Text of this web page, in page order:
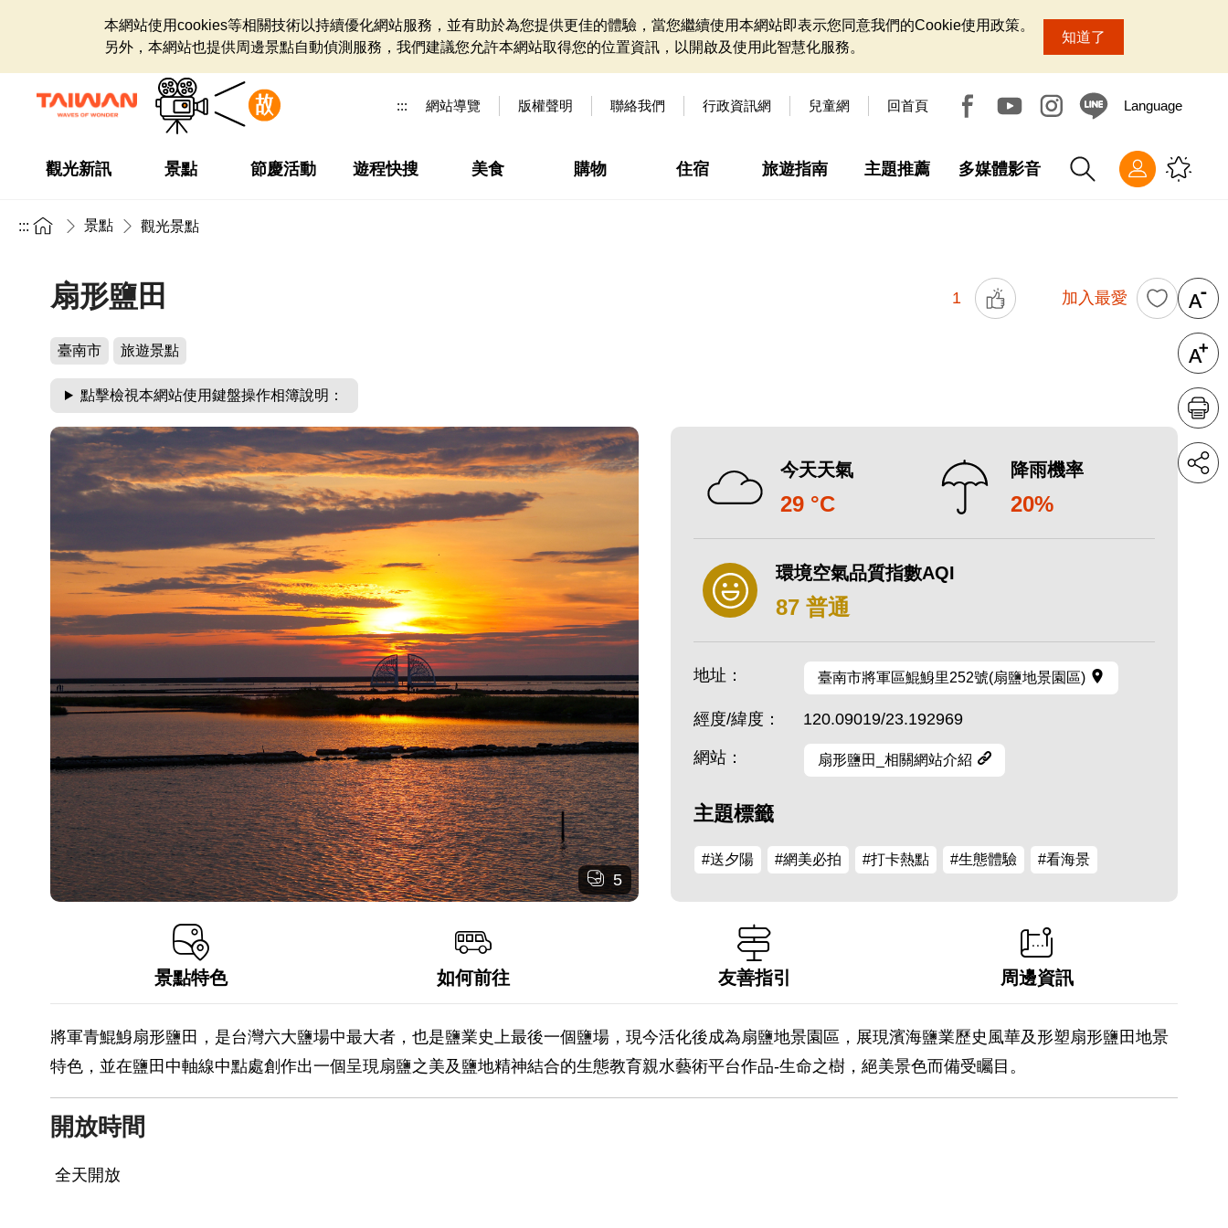
本網站使用cookies等相關技術以持續優化網站服務，並有助於為您提供更佳的體驗，當您繼續使用本網站即表示您同意我們的Cookie使用政策。
另外，本網站也提供周邊景點自動偵測服務，我們建議您允許本網站取得您的位置資訊，以開啟及使用此智慧化服務。
知道了
::: 網站導覽 版權聲明 聯絡我們 行政資訊網 兒童網 回首頁 Language
觀光新訊 景點 節慶活動 遊程快搜 美食 購物 住宿 旅遊指南 主題推薦 多媒體影音
::: 景點 觀光景點
扇形鹽田 1 加入最愛
臺南市 旅遊景點
點擊檢視本網站使用鍵盤操作相簿說明：
5
今天天氣
29 °C
降雨機率
20%
環境空氣品質指數AQI
87 普通
地址： 臺南市將軍區鯤鯓里252號(扇鹽地景園區)
經度/緯度： 120.09019/23.192969
網站： 扇形鹽田_相關網站介紹
主題標籤
#送夕陽 #網美必拍 #打卡熱點 #生態體驗 #看海景
景點特色 如何前往 友善指引 周邊資訊
將軍青鯤鯓扇形鹽田，是台灣六大鹽場中最大者，也是鹽業史上最後一個鹽場，現今活化後成為扇鹽地景園區，展現濱海鹽業歷史風華及形塑扇形鹽田地景
特色，並在鹽田中軸線中點處創作出一個呈現扇鹽之美及鹽地精神結合的生態教育親水藝術平台作品-生命之樹，絕美景色而備受矚目。
開放時間
全天開放